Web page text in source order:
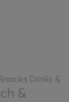
Drinks &
&